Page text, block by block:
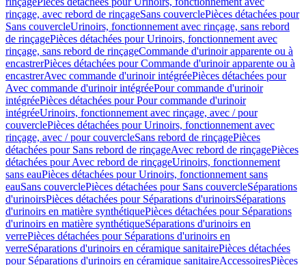
rinçage, avec rebord de rinçageSans couverclePièces détachées pour
Sans couvercleUrinoirs, fonctionnement avec rinçage, sans rebord
de rinçagePièces détachées pour Urinoirs, fonctionnement avec
rinçage, sans rebord de rinçageCommande d'urinoir apparente ou à
encastrerPièces détachées pour Commande d'urinoir apparente ou à
encastrerAvec commande d'urinoir intégréePièces détachées pour
Avec commande d'urinoir intégréePour commande d'urinoir
intégréePièces détachées pour Pour commande d'urinoir
intégréeUrinoirs, fonctionnement avec rinçage, avec / pour
couverclePièces détachées pour Urinoirs, fonctionnement avec
rinçage, avec / pour couvercleSans rebord de rinçagePièces
détachées pour Sans rebord de rinçageAvec rebord de rinçagePièces
détachées pour Avec rebord de rinçageUrinoirs, fonctionnement
sans eauPièces détachées pour Urinoirs, fonctionnement sans
eauSans couverclePièces détachées pour Sans couvercleSéparations
d'urinoirsPièces détachées pour Séparations d'urinoirsSéparations
d'urinoirs en matière synthétiquePièces détachées pour Séparations
d'urinoirs en matière synthétiqueSéparations d'urinoirs en
verrePièces détachées pour Séparations d'urinoirs en
verreSéparations d'urinoirs en céramique sanitairePièces détachées
pour Séparations d'urinoirs en céramique sanitaireAccessoiresPièces